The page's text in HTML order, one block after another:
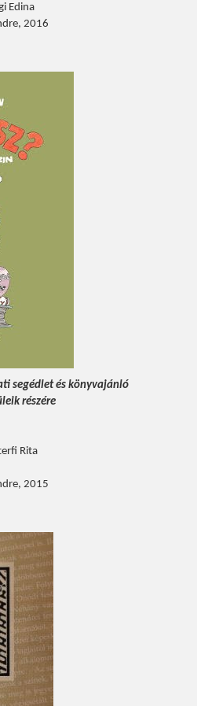
Edina
2016
segédlet és könyvajánló
részére
Rita
2015